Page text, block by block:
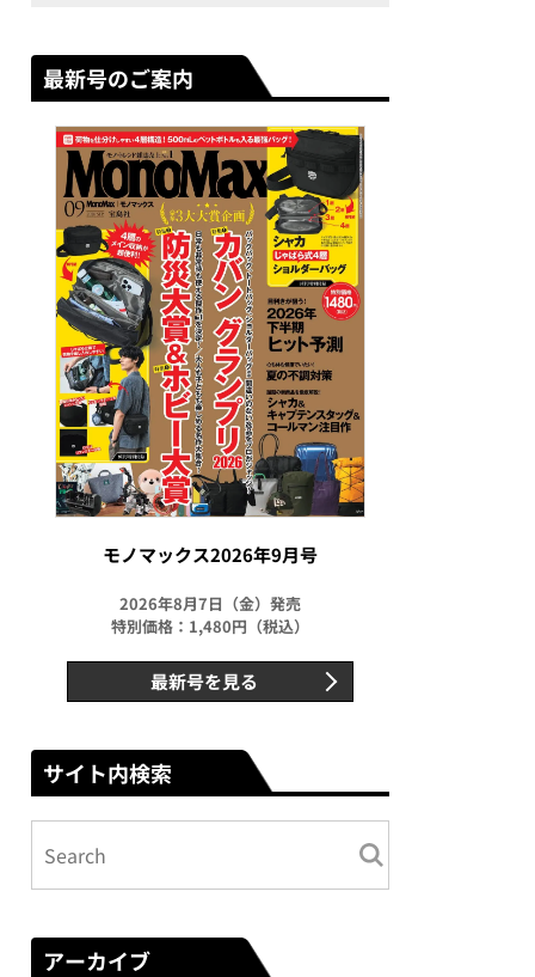
最新号のご案内
モノマックス2026年9月号
2026年8月7日（金）発売
特別価格：1,480円（税込）
最新号を見る
サイト内検索
アーカイブ